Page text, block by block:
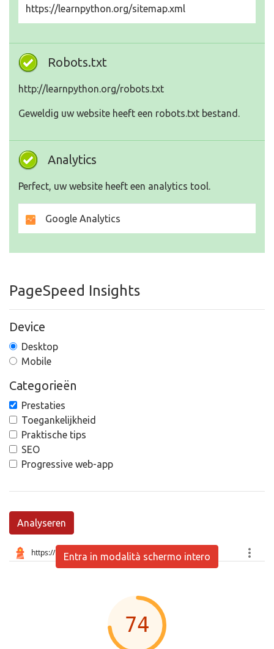
https://learnpython.org/sitemap.xml
Robots.txt
http://learnpython.org/robots.txt
Geweldig uw website heeft een robots.txt bestand.
Analytics
Perfect, uw website heeft een analytics tool.
Google Analytics
PageSpeed Insights
Device
Desktop
Mobile
Categorieën
Prestaties
Toegankelijkheid
Praktische tips
SEO
Progressive web-app
Analyseren
Entra in modalità schermo intero